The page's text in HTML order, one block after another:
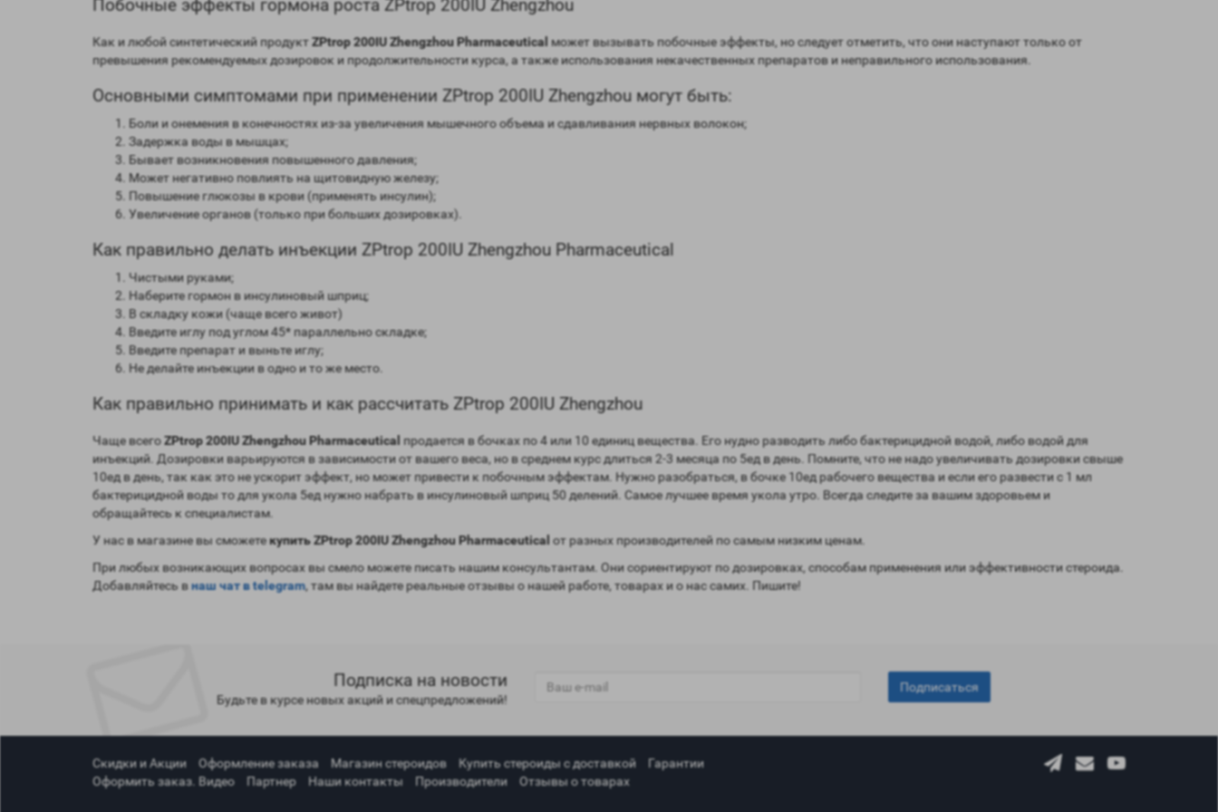
Побочные эффекты гормона роста ZPtrop 200IU Zhengzhou
Как и любой синтетический продукт ZPtrop 200IU Zhengzhou Pharmaceutical может вызывать побочные эффекты, но следует отметить, что они наступают только от
превышения рекомендуемых дозировок и продолжительности курса, а также использования некачественных препаратов и неправильного использования.
Основными симптомами при применении ZPtrop 200IU Zhengzhou могут быть:
Боли и онемения в конечностях из-за увеличения мышечного объема и сдавливания нервных волокон;
Задержка воды в мышцах;
Бывает возникновения повышенного давления;
Может негативно повлиять на щитовидную железу;
Повышение глюкозы в крови (применять инсулин);
Увеличение органов (только при больших дозировках).
Как правильно делать инъекции ZPtrop 200IU Zhengzhou Pharmaceutical
Чистыми руками;
Наберите гормон в инсулиновый шприц;
В складку кожи (чаще всего живот)
Введите иглу под углом 45* параллельно складке;
Введите препарат и выньте иглу;
Не делайте инъекции в одно и то же место.
Как правильно принимать и как рассчитать ZPtrop 200IU Zhengzhou
Чаще всегоZPtrop 200IU Zhengzhou Pharmaceutical продается в бочках по 4 или 10 единиц вещества. Его нудно разводить либо бактерицидной водой, либо водой для
инъекций. Дозировки варьируются в зависимости от вашего веса, но в среднем курс длиться 2-3 месяца по 5ед в день. Помните, что не надо увеличивать дозировки свыше
10ед в день, так как это не ускорит эффект, но может привести к побочным эффектам. Нужно разобраться, в бочке 10ед рабочего вещества и если его развести с 1 мл
бактерицидной воды то для укола 5ед нужно набрать в инсулиновый шприц 50 делений. Самое лучшее время укола утро. Всегда следите за вашим здоровьем и
обращайтесь к специалистам.
У нас в магазине вы сможетекупить ZPtrop 200IU Zhengzhou Pharmaceutical от разных производителей по самым низким ценам.
При любых возникающих вопросах вы смело можете писать нашим консультантам. Они сориентируют по дозировках, способам применения или эффективности стероида.
Добавляйтесь внаш чат в telegram, там вы найдете реальные отзывы о нашей работе, товарах и о нас самих. Пишите!
Подписка на новости
Будьте в курсе новых акций и спецпредложений!
Подписаться
Скидки и Акции Оформление заказа Магазин стероидов Купить стероиды с доставкой
Гарантии
Оформить заказ. Видео
Партнер Наши контакты Производители Отзывы о товарах